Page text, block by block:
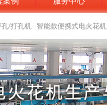
/打孔机 智能款便携式电火花机